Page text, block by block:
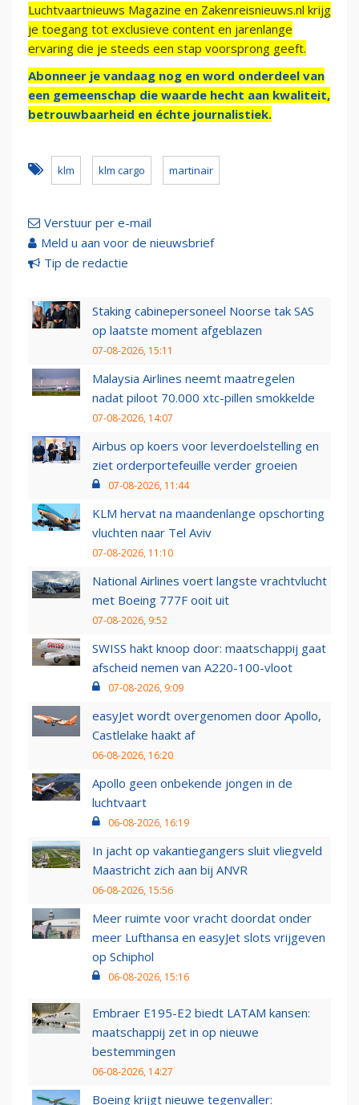
Luchtvaartnieuws Magazine en Zakenreisnieuws.nl krijg
je toegang tot exclusieve content en jarenlange
ervaring die je steeds een stap voorsprong geeft.
Abonneer je vandaag nog en word onderdeel van
een gemeenschap die waarde hecht aan kwaliteit,
betrouwbaarheid en échte journalistiek.
klm klm cargo martinair
Verstuur per e-mail
Meld u aan voor de nieuwsbrief
Tip de redactie
Staking cabinepersoneel Noorse tak SAS
op laatste moment afgeblazen
07-08-2026, 15:11
Malaysia Airlines neemt maatregelen
nadat piloot 70.000 xtc-pillen smokkelde
07-08-2026, 14:07
Airbus op koers voor leverdoelstelling en
ziet orderportefeuille verder groeien
07-08-2026, 11:44
KLM hervat na maandenlange opschorting
vluchten naar Tel Aviv
07-08-2026, 11:10
National Airlines voert langste vrachtvlucht
met Boeing 777F ooit uit
07-08-2026, 9:52
SWISS hakt knoop door: maatschappij gaat
afscheid nemen van A220-100-vloot
07-08-2026, 9:09
easyJet wordt overgenomen door Apollo,
Castlelake haakt af
06-08-2026, 16:20
Apollo geen onbekende jongen in de
luchtvaart
06-08-2026, 16:19
In jacht op vakantiegangers sluit vliegveld
Maastricht zich aan bij ANVR
06-08-2026, 15:56
Meer ruimte voor vracht doordat onder
meer Lufthansa en easyJet slots vrijgeven
op Schiphol
06-08-2026, 15:16
Embraer E195-E2 biedt LATAM kansen:
maatschappij zet in op nieuwe
bestemmingen
06-08-2026, 14:27
Boeing krijgt nieuwe tegenvaller: